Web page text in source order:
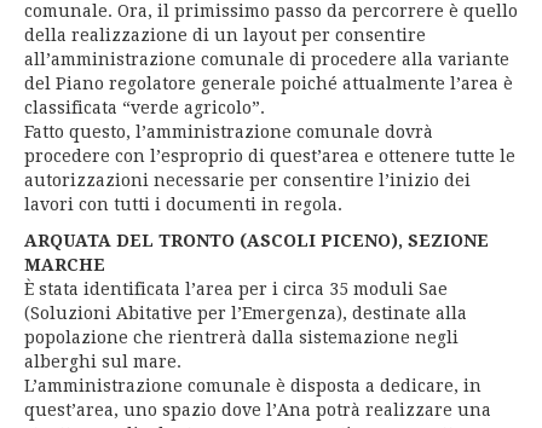
comunale. Ora, il primissimo passo da percorrere è quello
della realizzazione di un layout per consentire
all’amministrazione comunale di procedere alla variante
del Piano regolatore generale poiché attualmente l’area è
classificata “verde agricolo”.
Fatto questo, l’amministrazione comunale dovrà
procedere con l’esproprio di quest’area e ottenere tutte le
autorizzazioni necessarie per consentire l’inizio dei
lavori con tutti i documenti in regola.
ARQUATA DEL TRONTO (ASCOLI PICENO), SEZIONE
MARCHE
È stata identificata l’area per i circa 35 moduli Sae
(Soluzioni Abitative per l’Emergenza), destinate alla
popolazione che rientrerà dalla sistemazione negli
alberghi sul mare.
L’amministrazione comunale è disposta a dedicare, in
quest’area, uno spazio dove l’Ana potrà realizzare una